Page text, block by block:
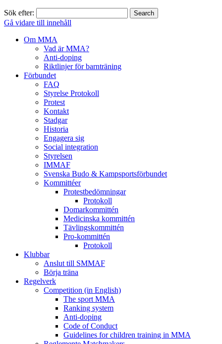
Sök efter:
Gå vidare till innehåll
Om MMA
Vad är MMA?
Anti-doping
Riktlinjer för barnträning
Förbundet
FAQ
Styrelse Protokoll
Protest
Kontakt
Stadgar
Historia
Engagera sig
Social integration
Styrelsen
IMMAF
Svenska Budo & Kampsportsförbundet
Kommittéer
Protestbedömningar
Protokoll
Domarkommittén
Medicinska kommittén
Tävlingskommittén
Pro-kommittén
Protokoll
Klubbar
Anslut till SMMAF
Börja träna
Regelverk
Competition (in English)
The sport MMA
Ranking system
Anti-doping
Code of Conduct
Guidelines for children training in MMA